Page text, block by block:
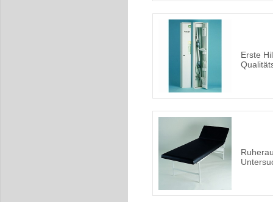
Erste